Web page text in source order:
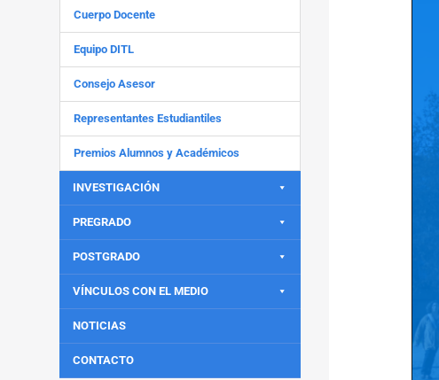
Cuerpo Docente
Equipo DITL
Consejo Asesor
Representantes Estudiantiles
Premios Alumnos y Académicos
INVESTIGACIÓN
PREGRADO
POSTGRADO
VÍNCULOS CON EL MEDIO
NOTICIAS
CONTACTO